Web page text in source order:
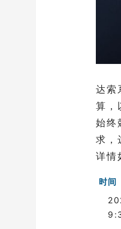
达索
算，
始终
求，
详情
时间